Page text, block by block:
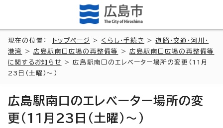
現在の位置： トップページ > くらし・手続き >道路・交通・河川・
港湾
>広島駅南口広場の再整備等 >広島駅南口広場の再整備等
に関するお知らせ
> 広島駅南口のエレベーター場所の変更（11月
23日（土曜）～）
広島駅南口のエレベーター場所の変
更（11月23日（土曜）～）